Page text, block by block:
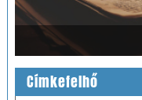
Címkefelhő